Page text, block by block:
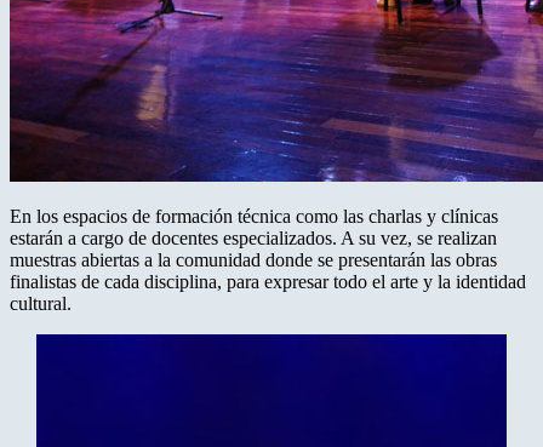
En los espacios de formación técnica como las charlas y clínicas
estarán a cargo de docentes especializados. A su vez, se realizan
muestras abiertas a la comunidad donde se presentarán las obras
finalistas de cada disciplina, para expresar todo el arte y la identidad
cultural.